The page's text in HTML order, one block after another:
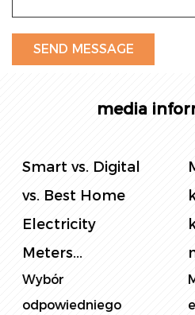
media
Miernik mocy
kolei din:
kompaktowe
monitorowanie e...
Monitorowanie
energii staje się